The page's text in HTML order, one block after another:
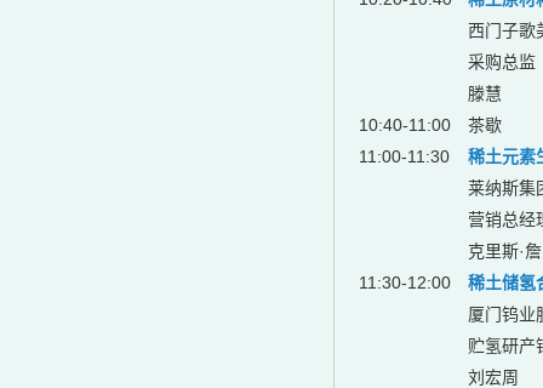
西门子歌
采购总监
滕慧
10:40-11:00
茶歇
11:00-11:30
稀土元素
莱纳斯集
营销总经
克里斯·
11:30-12:00
稀土储氢
厦门钨业
贮氢研产
刘宏周